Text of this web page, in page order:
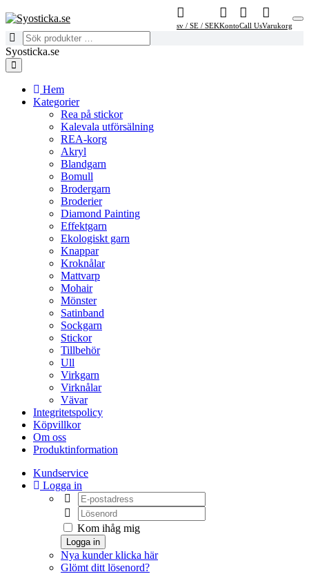
sv / SE / SEKKontoCall UsVarukorg
Syosticka.se
Hem
Kategorier
Rea på stickor
Kalevala utförsälning
REA-korg
Akryl
Blandgarn
Bomull
Brodergarn
Broderier
Diamond Painting
Effektgarn
Ekologiskt garn
Knappar
Kroknålar
Mattvarp
Mohair
Mönster
Satinband
Sockgarn
Stickor
Tillbehör
Ull
Virkgarn
Virknålar
Vävar
Integritetspolicy
Köpvillkor
Om oss
Produktinformation
Kundservice
Logga in
Kom ihåg mig
Logga in
Nya kunder klicka här
Glömt ditt lösenord?